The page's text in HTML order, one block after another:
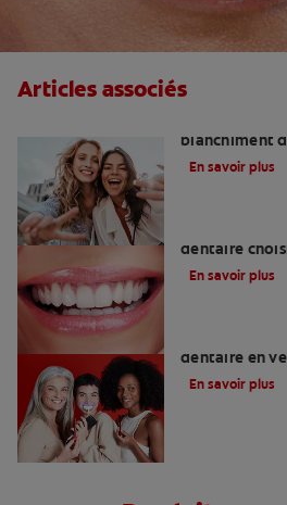
Articles associés
blanchiment
En savoir plus
dentaire
En savoir plus
dentaire en
En savoir plus